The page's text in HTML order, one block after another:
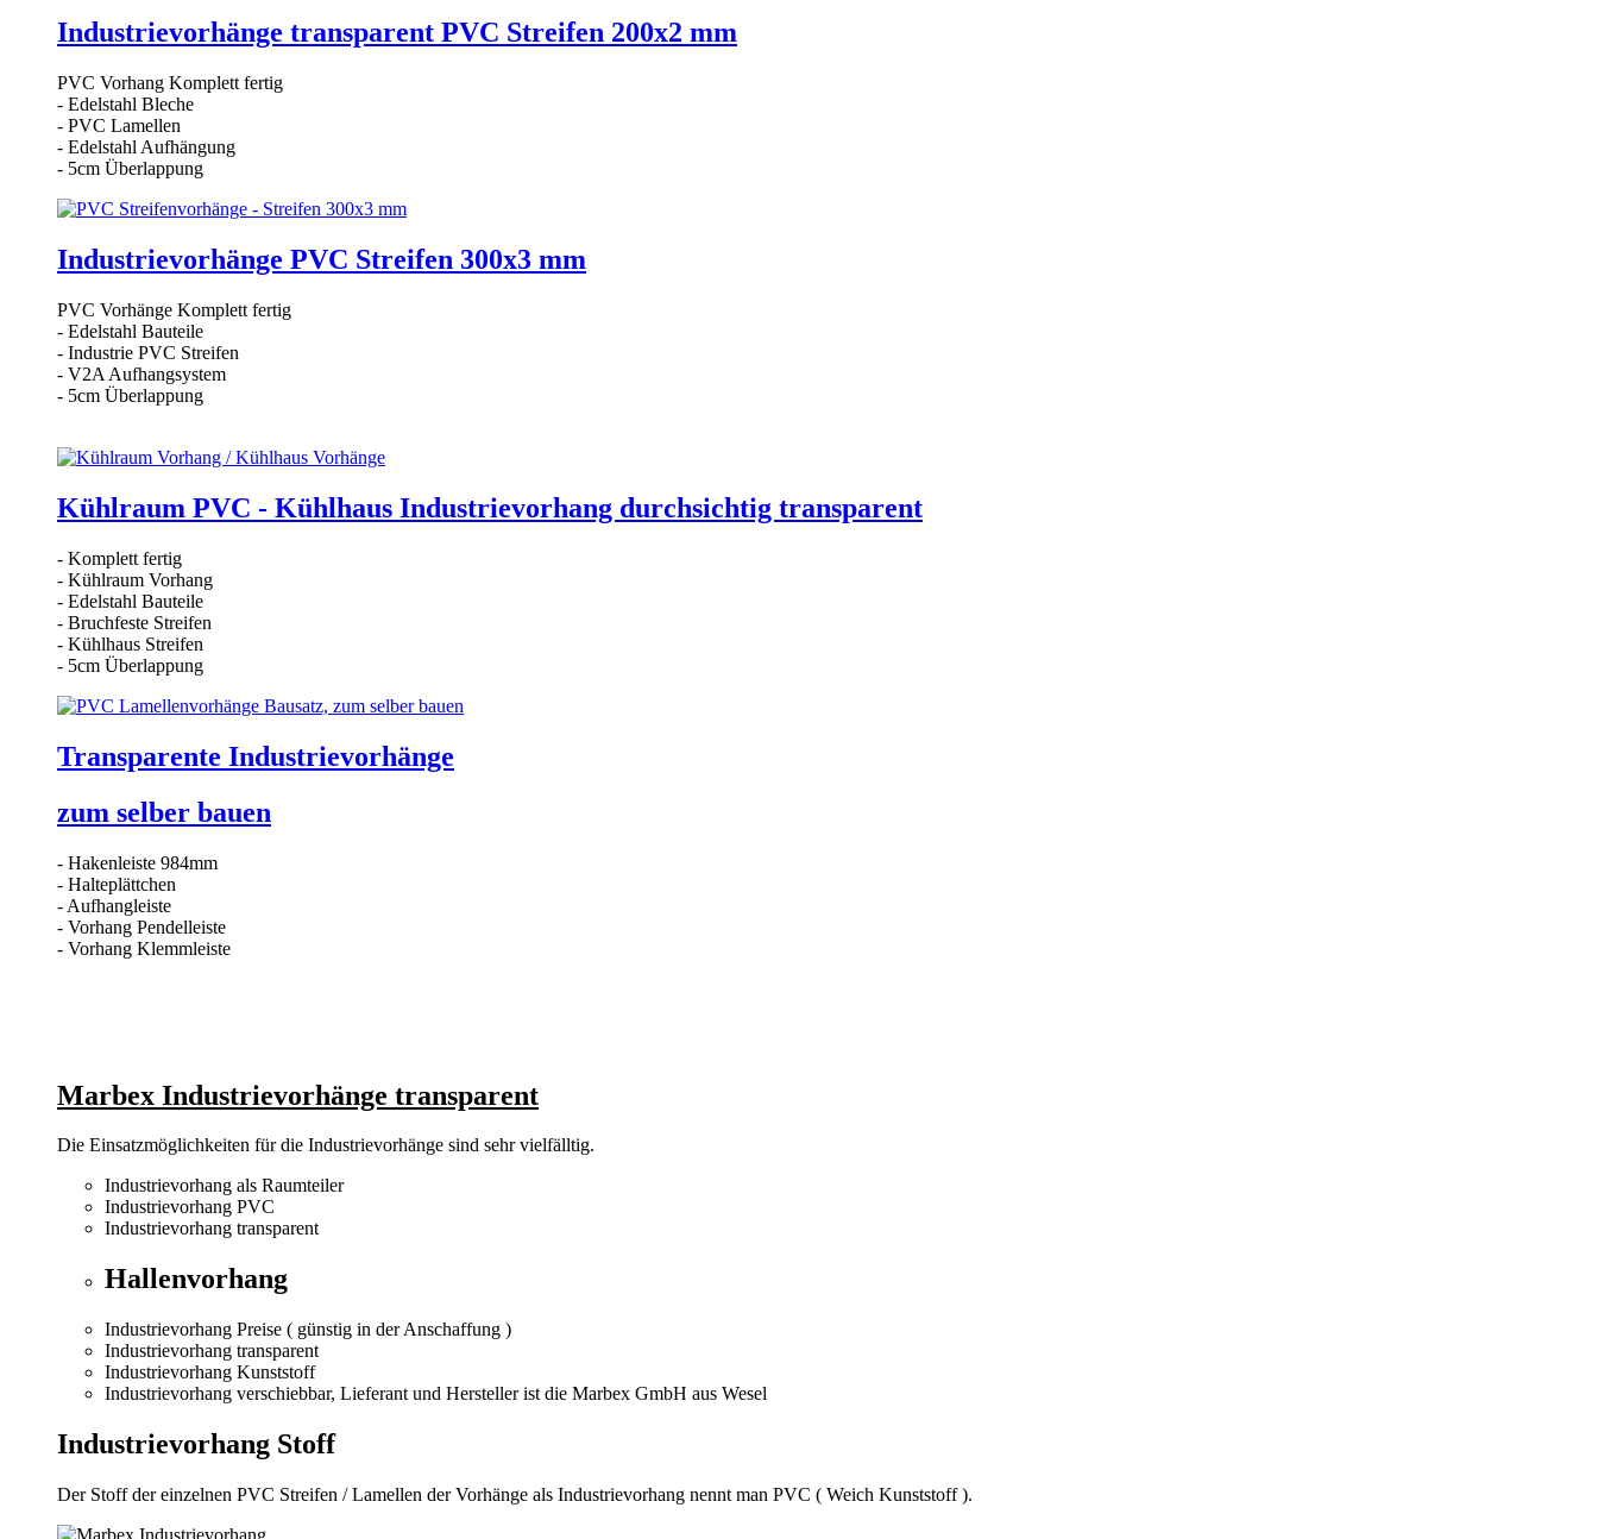
Industrievorhänge transparent PVC Streifen 200x2 mm
PVC Vorhang Komplett fertig
- Edelstahl Bleche
- PVC Lamellen
- Edelstahl Aufhängung
- 5cm Überlappung
Industrievorhänge PVC Streifen 300x3 mm
PVC Vorhänge Komplett fertig
- Edelstahl Bauteile
- Industrie PVC Streifen
- V2A Aufhangsystem
- 5cm Überlappung
Kühlraum PVC - Kühlhaus Industrievorhang durchsichtig transparent
- Komplett fertig
- Kühlraum Vorhang
- Edelstahl Bauteile
- Bruchfeste Streifen
- Kühlhaus Streifen
- 5cm Überlappung
Transparente Industrievorhänge
zum selber bauen
- Hakenleiste 984mm
- Halteplättchen
- Aufhangleiste
- Vorhang Pendelleiste
- Vorhang Klemmleiste
Marbex Industrievorhänge transparent
Die Einsatzmöglichkeiten für die Industrievorhänge sind sehr vielfälltig.
Industrievorhang als Raumteiler
Industrievorhang PVC
Industrievorhang transparent
Hallenvorhang
Industrievorhang Preise ( günstig in der Anschaffung )
Industrievorhang transparent
Industrievorhang Kunststoff
Industrievorhang verschiebbar, Lieferant und Hersteller ist die Marbex GmbH aus Wesel
Industrievorhang Stoff
Der Stoff der einzelnen PVC Streifen / Lamellen der Vorhänge als Industrievorhang nennt man PVC ( Weich Kunststoff ).